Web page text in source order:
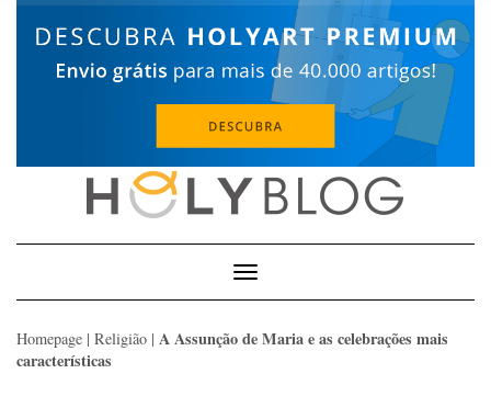
Toggle
Navigation
Homepage | Religião | A Assunção de Maria e as celebrações mais
características